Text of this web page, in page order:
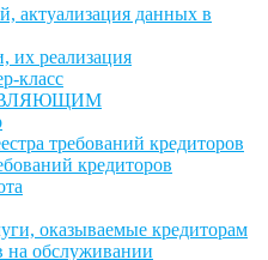
актуализация данных в
их реализация
класс
требований кредиторов
кредиторов
оказываемые кредиторам
на обслуживании